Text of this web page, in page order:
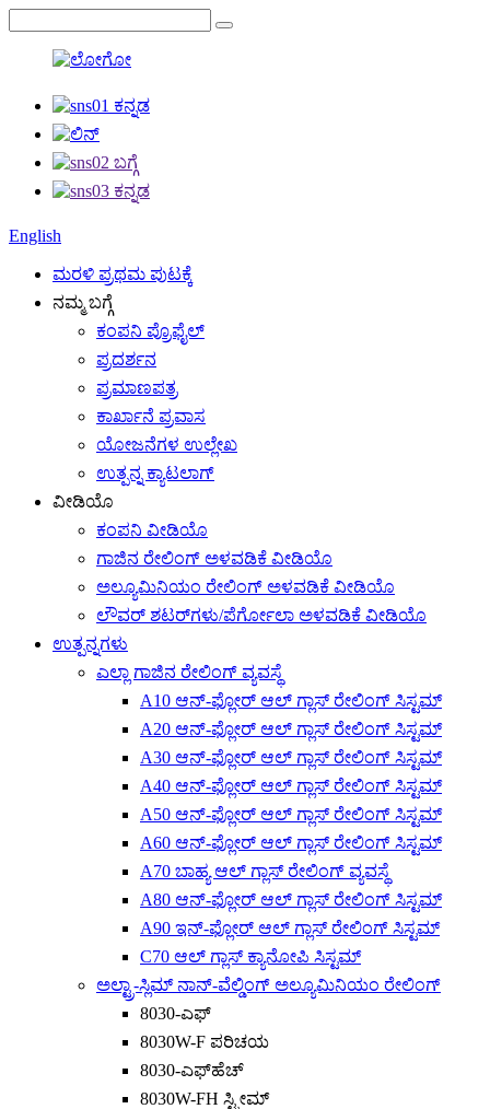
English
ಮರಳಿ ಪ್ರಥಮ ಪುಟಕ್ಕೆ
ನಮ್ಮ ಬಗ್ಗೆ
ಕಂಪನಿ ಪ್ರೊಫೈಲ್
ಪ್ರದರ್ಶನ
ಪ್ರಮಾಣಪತ್ರ
ಕಾರ್ಖಾನೆ ಪ್ರವಾಸ
ಯೋಜನೆಗಳ ಉಲ್ಲೇಖ
ಉತ್ಪನ್ನ ಕ್ಯಾಟಲಾಗ್
ವೀಡಿಯೊ
ಕಂಪನಿ ವೀಡಿಯೊ
ಗಾಜಿನ ರೇಲಿಂಗ್ ಅಳವಡಿಕೆ ವೀಡಿಯೊ
ಅಲ್ಯೂಮಿನಿಯಂ ರೇಲಿಂಗ್ ಅಳವಡಿಕೆ ವೀಡಿಯೊ
ಲೌವರ್ ಶಟರ್‌ಗಳು/ಪೆರ್ಗೋಲಾ ಅಳವಡಿಕೆ ವೀಡಿಯೊ
ಉತ್ಪನ್ನಗಳು
ಎಲ್ಲಾ ಗಾಜಿನ ರೇಲಿಂಗ್ ವ್ಯವಸ್ಥೆ
A10 ಆನ್-ಫ್ಲೋರ್ ಆಲ್ ಗ್ಲಾಸ್ ರೇಲಿಂಗ್ ಸಿಸ್ಟಮ್
A20 ಆನ್-ಫ್ಲೋರ್ ಆಲ್ ಗ್ಲಾಸ್ ರೇಲಿಂಗ್ ಸಿಸ್ಟಮ್
A30 ಆನ್-ಫ್ಲೋರ್ ಆಲ್ ಗ್ಲಾಸ್ ರೇಲಿಂಗ್ ಸಿಸ್ಟಮ್
A40 ಆನ್-ಫ್ಲೋರ್ ಆಲ್ ಗ್ಲಾಸ್ ರೇಲಿಂಗ್ ಸಿಸ್ಟಮ್
A50 ಆನ್-ಫ್ಲೋರ್ ಆಲ್ ಗ್ಲಾಸ್ ರೇಲಿಂಗ್ ಸಿಸ್ಟಮ್
A60 ಆನ್-ಫ್ಲೋರ್ ಆಲ್ ಗ್ಲಾಸ್ ರೇಲಿಂಗ್ ಸಿಸ್ಟಮ್
A70 ಬಾಹ್ಯ ಆಲ್ ಗ್ಲಾಸ್ ರೇಲಿಂಗ್ ವ್ಯವಸ್ಥೆ
A80 ಆನ್-ಫ್ಲೋರ್ ಆಲ್ ಗ್ಲಾಸ್ ರೇಲಿಂಗ್ ಸಿಸ್ಟಮ್
A90 ಇನ್-ಫ್ಲೋರ್ ಆಲ್ ಗ್ಲಾಸ್ ರೇಲಿಂಗ್ ಸಿಸ್ಟಮ್
C70 ಆಲ್ ಗ್ಲಾಸ್ ಕ್ಯಾನೋಪಿ ಸಿಸ್ಟಮ್
ಅಲ್ಟ್ರಾ-ಸ್ಲಿಮ್ ನಾನ್-ವೆಲ್ಡಿಂಗ್ ಅಲ್ಯೂಮಿನಿಯಂ ರೇಲಿಂಗ್
8030-ಎಫ್
8030W-F ಪರಿಚಯ
8030-ಎಫ್‌ಹೆಚ್
8030W-FH ಸ್ಟ್ರೀಮ್